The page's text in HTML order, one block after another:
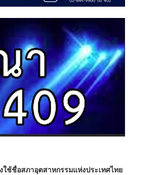
ช้ชื่อสภาอุตสาหกรรมแห่งประเทศไทย